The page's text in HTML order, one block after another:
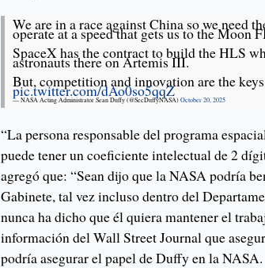
We are in a race against China so we need
operate at a speed that gets us to the Moon
SpaceX has the contract to build the HLS
astronauts there on Artemis III.
But, competition and innovation are the
pic.twitter.com/dAo0so5qqZ
— NASA Acting Administrator Sean Duffy (@SecDuffyNASA)October 20, 2025
“La persona responsable del programa
puede tener un coeficiente intelectual de 2
agregó que: “Sean dijo que la NASA podría
Gabinete, tal vez incluso dentro del
nunca ha dicho que él quiera mantener el
información del Wall Street Journal que
podría asegurar el papel de Duffy en la NASA.